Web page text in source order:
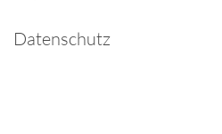
Datenschutz